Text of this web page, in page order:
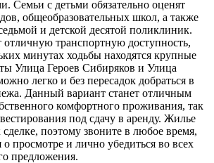
Семьи с детьми обязательно оценят
общеобразовательных школ, а также
и детской десятой поликлиник.
отличную транспортную доступность,
минутах ходьбы находятся крупные
Улица Героев Сибиряков и Улица
легко и без пересадок добраться в
Данный вариант станет отличным
комфортного проживания, так
под сдачу в аренду. Жилье
поэтому звоните в любое время,
о просмотре и лично убедиться во всех
предложения.